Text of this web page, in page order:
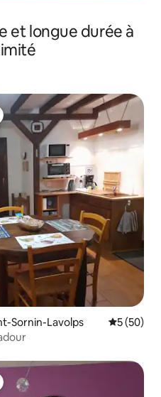
et longue durée à
plus appréciés
Sornin-Lavolps
5 (50)
appréciés